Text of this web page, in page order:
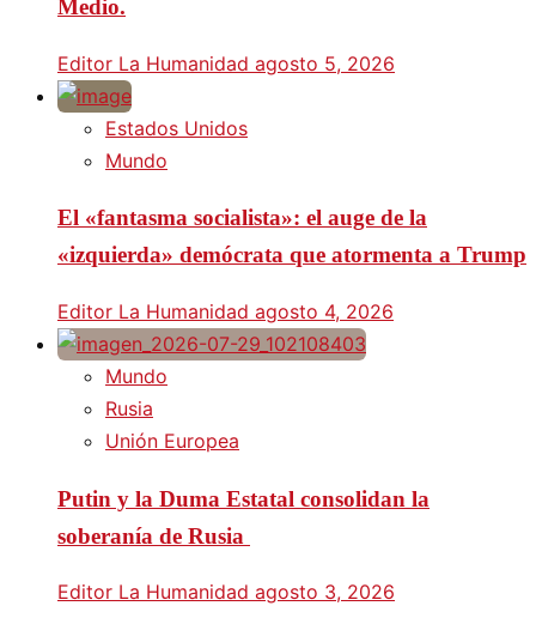
Medio.
Editor La Humanidad agosto 5, 2026
Estados Unidos
Mundo
El «fantasma socialista»: el auge de la
«izquierda» demócrata que atormenta a Trump
Editor La Humanidad agosto 4, 2026
Mundo
Rusia
Unión Europea
Putin y la Duma Estatal consolidan la
soberanía de Rusia
Editor La Humanidad agosto 3, 2026